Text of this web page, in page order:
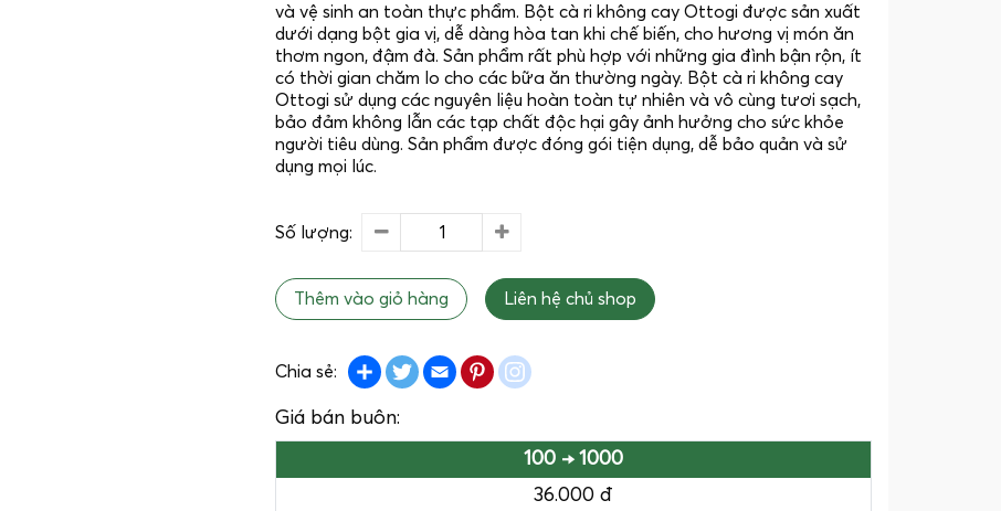
và vệ sinh an toàn thực phẩm. Bột cà ri không cay Ottogi được sản xuất
dưới dạng bột gia vị, dễ dàng hòa tan khi chế biến, cho hương vị món ăn
thơm ngon, đậm đà. Sản phẩm rất phù hợp với những gia đình bận rộn, ít
có thời gian chăm lo cho các bữa ăn thường ngày. Bột cà ri không cay
Ottogi sử dụng các nguyên liệu hoàn toàn tự nhiên và vô cùng tươi sạch,
bảo đảm không lẫn các tạp chất độc hại gây ảnh hưởng cho sức khỏe
người tiêu dùng. Sản phẩm được đóng gói tiện dụng, dễ bảo quản và sử
dụng mọi lúc.
Số lượng:
Thêm vào giỏ hàng Liên hệ chủ shop
Chia sẻ: ShareTwitterEmailPinterest
Giá bán buôn:
100 → 1000
36.000 đ